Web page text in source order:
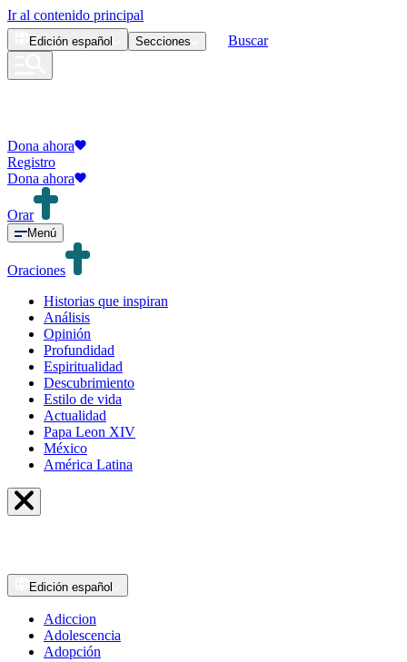
Ir al contenido principal
Edición español Secciones Buscar
Dona ahora
Registro
Dona ahora
Orar
Menú
Oraciones
Historias que inspiran
Análisis
Opinión
Profundidad
Espiritualidad
Descubrimiento
Estilo de vida
Actualidad
Papa Leon XIV
México
América Latina
Edición español
Adiccion
Adolescencia
Adopción